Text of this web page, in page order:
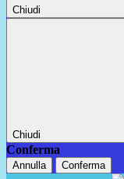
Chiudi
Chiudi
Conferma
Annulla Conferma